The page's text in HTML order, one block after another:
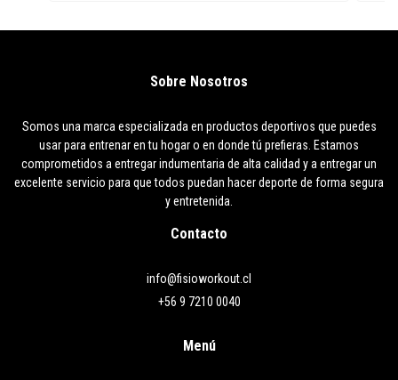
Sobre Nosotros
Somos una marca especializada en productos deportivos que puedes
usar para entrenar en tu hogar o en donde tú prefieras. Estamos
comprometidos a entregar indumentaria de alta calidad y a entregar un
excelente servicio para que todos puedan hacer deporte de forma segura
y entretenida.
Contacto
info@fisioworkout.cl
+56 9 7210 0040
Menú